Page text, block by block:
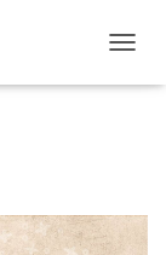
U
F